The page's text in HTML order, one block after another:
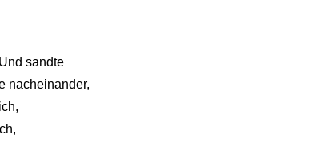
sandte
nacheinander,